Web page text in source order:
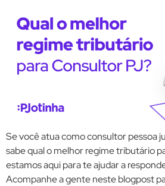
Se você atua como consultor pessoa
sabe qual o melhor regime tributário
estamos aqui para te ajudar a
Acompanhe a gente neste blogpost